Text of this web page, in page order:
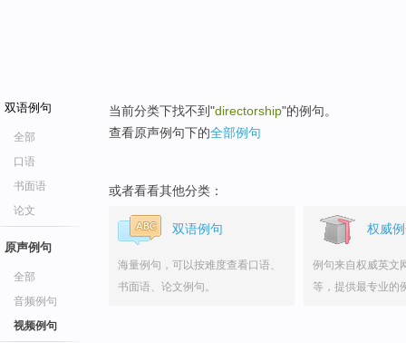
双语例句
全部
口语
书面语
论文
原声例句
全部
音频例句
视频例句
当前分类下找不到"directorship"的例句。
查看原声例句下的全部例句
或者看看其他分类：
双语例句
海量例句，可以按难度查看口语、
书面语、论文例句。
权威
例句来自权威英文
等，提供最专业的